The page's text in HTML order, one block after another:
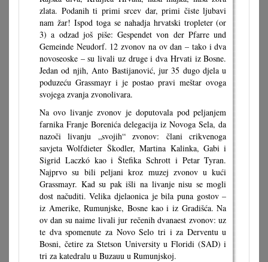
zlata. Podanih ti primi srcev dar, primi čiste ljubavi
nam žar! Ispod toga se nahadja hrvatski tropleter (or
3) a odzad još piše: Gespendet von der Pfarre und
Gemeinde Neudorf. 12 zvonov na ov dan – tako i dva
novoseoske – su livali uz druge i dva Hrvati iz Bosne.
Jedan od njih, Anto Bastijanović, jur 35 dugo djela u
poduzeću Grassmayr i je postao pravi meštar ovoga
svojega zvanja zvonolivara.
Na ovo livanje zvonov je doputovala pod peljanjem
farnika Franje Borenića delegacija iz Novoga Sela, da
nazoči livanju „svojih“ zvonov: člani crikvenoga
savjeta Wolfdieter Škodler, Martina Kalinka, Gabi i
Sigrid Laczkó kao i Štefika Schrott i Petar Tyran.
Najprvo su bili peljani kroz muzej zvonov u kući
Grassmayr. Kad su pak išli na livanje nisu se mogli
dost načuditi. Velika djelaonica je bila puna gostov –
iz Amerike, Rumunjske, Bosne kao i iz Gradišća. Na
ov dan su naime livali jur rečenih dvanaest zvonov: uz
te dva spomenute za Novo Selo tri i za Derventu u
Bosni, četire za Stetson University u Floridi (SAD) i
tri za katedralu u Buzauu u Rumunjskoj.